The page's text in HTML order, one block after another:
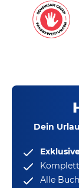
Dein
Alle